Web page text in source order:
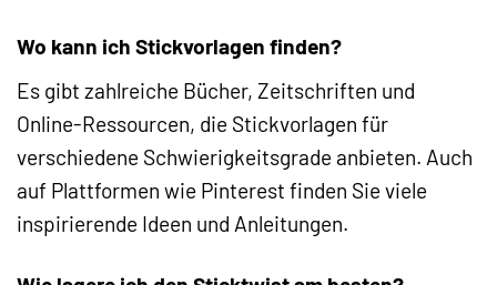
Wo kann ich Stickvorlagen finden?
Es gibt zahlreiche Bücher, Zeitschriften und
Online-Ressourcen, die Stickvorlagen für
verschiedene Schwierigkeitsgrade anbieten. Auch
auf Plattformen wie Pinterest finden Sie viele
inspirierende Ideen und Anleitungen.